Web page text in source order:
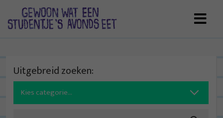
Uitgebreid zoeken:
Search
for: